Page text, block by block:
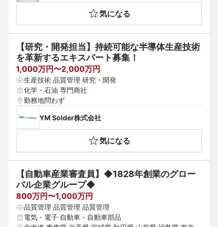
気になる
【研究・開発担当】持続可能な半導体生産技術
を革新するエキスパート募集！
1,000万円〜2,000万円
生産技術 品質管理 研究・開発
化学・石油 専門商社
勤務地問わず
YM Solder株式会社
気になる
【自動車産業審査員】◆1828年創業のグロー
バル企業グループ◆
800万円〜1,000万円
品質管理 品質管理 品質管理
電気・電子 自動車・自動車部品